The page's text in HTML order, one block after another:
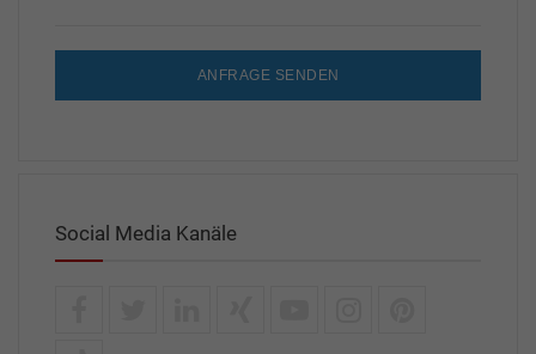
ANFRAGE SENDEN
Social Media Kanäle